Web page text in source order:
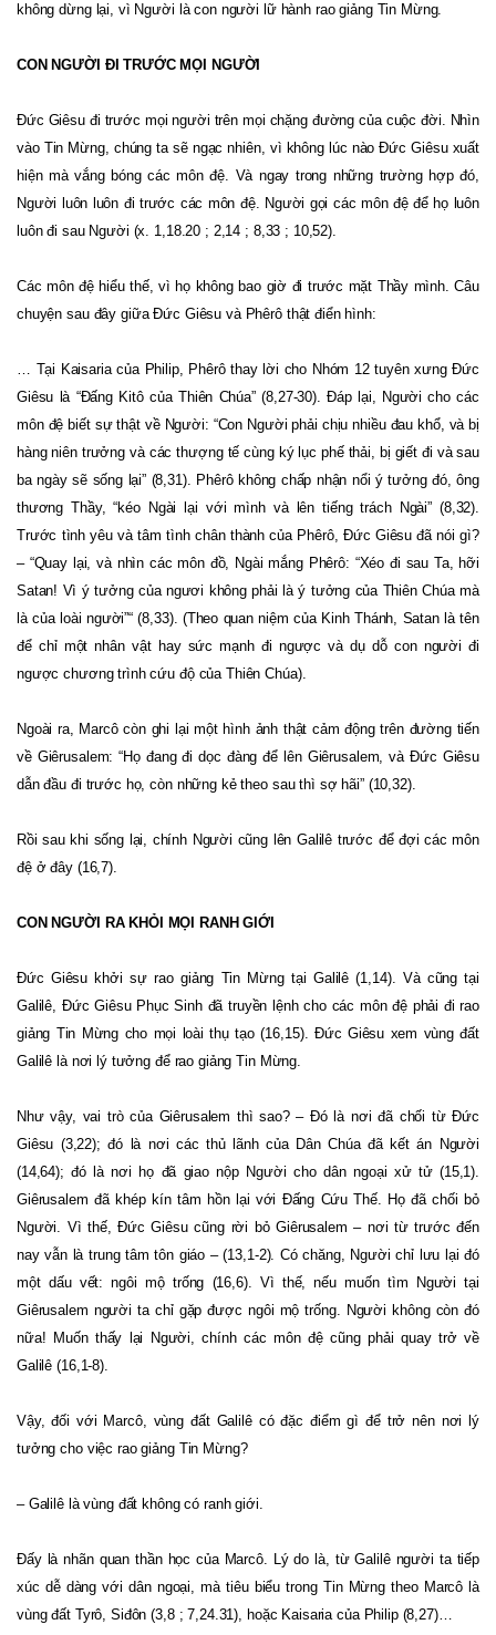
không dừng lại, vì Người là con người lữ hành rao giảng Tin Mừng.
CON NGƯỜI ĐI TRƯỚC MỌI NGƯỜI
Đức Giêsu đi trước mọi người trên mọi chặng đường của cuộc đời. Nhìn
vào Tin Mừng, chúng ta sẽ ngạc nhiên, vì không lúc nào Đức Giêsu xuất
hiện mà vắng bóng các môn đệ. Và ngay trong những trường hợp đó,
Người luôn luôn đi trước các môn đệ. Người gọi các môn đệ để họ luôn
luôn đi sau Người (x. 1,18.20 ; 2,14 ; 8,33 ; 10,52).
Các môn đệ hiểu thế, vì họ không bao giờ đi trước mặt Thầy mình. Câu
chuyện sau đây giữa Đức Giêsu và Phêrô thật điển hình:
… Tại Kaisaria của Philip, Phêrô thay lời cho Nhóm 12 tuyên xưng Đức
Giêsu là “Đấng Kitô của Thiên Chúa” (8,27-30). Đáp lại, Người cho các
môn đệ biết sự thật về Người: “Con Người phải chịu nhiều đau khổ, và bị
hàng niên trưởng và các thượng tế cùng ký lục phế thải, bị giết đi và sau
ba ngày sẽ sống lại” (8,31). Phêrô không chấp nhận nổi ý tưởng đó, ông
thương Thầy, “kéo Ngài lại với mình và lên tiếng trách Ngài” (8,32).
Trước tình yêu và tâm tình chân thành của Phêrô, Đức Giêsu đã nói gì?
– “Quay lại, và nhìn các môn đồ, Ngài mắng Phêrô: “Xéo đi sau Ta, hỡi
Satan! Vì ý tưởng của ngươi không phải là ý tưởng của Thiên Chúa mà
là của loài người”“ (8,33). (Theo quan niệm của Kinh Thánh, Satan là tên
để chỉ một nhân vật hay sức mạnh đi ngược và dụ dỗ con người đi
ngược chương trình cứu độ của Thiên Chúa).
Ngoài ra, Marcô còn ghi lại một hình ảnh thật cảm động trên đường tiến
về Giêrusalem: “Họ đang đi dọc đàng để lên Giêrusalem, và Đức Giêsu
dẫn đầu đi trước họ, còn những kẻ theo sau thì sợ hãi” (10,32).
Rồi sau khi sống lại, chính Người cũng lên Galilê trước để đợi các môn
đệ ở đây (16,7).
CON NGƯỜI RA KHỎI MỌI RANH GIỚI
Đức Giêsu khởi sự rao giảng Tin Mừng tại Galilê (1,14). Và cũng tại
Galilê, Đức Giêsu Phục Sinh đã truyền lệnh cho các môn đệ phải đi rao
giảng Tin Mừng cho mọi loài thụ tạo (16,15). Đức Giêsu xem vùng đất
Galilê là nơi lý tưởng để rao giảng Tin Mừng.
Như vậy, vai trò của Giêrusalem thì sao? – Đó là nơi đã chối từ Đức
Giêsu (3,22); đó là nơi các thủ lãnh của Dân Chúa đã kết án Người
(14,64); đó là nơi họ đã giao nộp Người cho dân ngoại xử tử (15,1).
Giêrusalem đã khép kín tâm hồn lại với Đấng Cứu Thế. Họ đã chối bỏ
Người. Vì thế, Đức Giêsu cũng rời bỏ Giêrusalem – nơi từ trước đến
nay vẫn là trung tâm tôn giáo – (13,1-2). Có chăng, Người chỉ lưu lại đó
một dấu vết: ngôi mộ trống (16,6). Vì thế, nếu muốn tìm Người tại
Giêrusalem người ta chỉ gặp được ngôi mộ trống. Người không còn đó
nữa! Muốn thấy lại Người, chính các môn đệ cũng phải quay trở về
Galilê (16,1-8).
Vậy, đối với Marcô, vùng đất Galilê có đặc điểm gì để trở nên nơi lý
tưởng cho việc rao giảng Tin Mừng?
– Galilê là vùng đất không có ranh giới.
Đấy là nhãn quan thần học của Marcô. Lý do là, từ Galilê người ta tiếp
xúc dễ dàng với dân ngoại, mà tiêu biểu trong Tin Mừng theo Marcô là
vùng đất Tyrô, Siđôn (3,8 ; 7,24.31), hoặc Kaisaria của Philip (8,27)…